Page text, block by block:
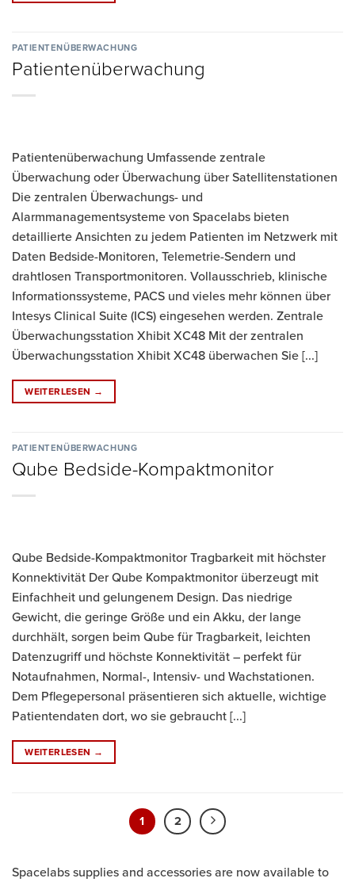
PATIENTENÜBERWACHUNG
Patientenüberwachung
Patientenüberwachung Umfassende zentrale
Überwachung oder Überwachung über Satellitenstationen
Die zentralen Überwachungs- und
Alarmmanagementsysteme von Spacelabs bieten
detaillierte Ansichten zu jedem Patienten im Netzwerk mit
Daten Bedside-Monitoren, Telemetrie-Sendern und
drahtlosen Transportmonitoren. Vollausschrieb, klinische
Informationssysteme, PACS und vieles mehr können über
Intesys Clinical Suite (ICS) eingesehen werden. Zentrale
Überwachungsstation Xhibit XC48 Mit der zentralen
Überwachungsstation Xhibit XC48 überwachen Sie [...]
WEITERLESEN →
PATIENTENÜBERWACHUNG
Qube Bedside-Kompaktmonitor
Qube Bedside-Kompaktmonitor Tragbarkeit mit höchster
Konnektivität Der Qube Kompaktmonitor überzeugt mit
Einfachheit und gelungenem Design. Das niedrige
Gewicht, die geringe Größe und ein Akku, der lange
durchhält, sorgen beim Qube für Tragbarkeit, leichten
Datenzugriff und höchste Konnektivität – perfekt für
Notaufnahmen, Normal-, Intensiv- und Wachstationen.
Dem Pflegepersonal präsentieren sich aktuelle, wichtige
Patientendaten dort, wo sie gebraucht [...]
WEITERLESEN →
1 2
Spacelabs supplies and accessories are now available to